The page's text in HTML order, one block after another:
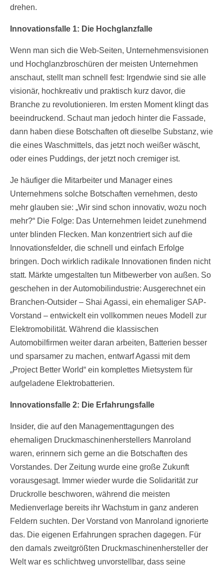
drehen.
Innovationsfalle 1: Die Hochglanzfalle
Wenn man sich die Web-Seiten, Unternehmensvisionen
und Hochglanzbroschüren der meisten Unternehmen
anschaut, stellt man schnell fest: Irgendwie sind sie alle
visionär, hochkreativ und praktisch kurz davor, die
Branche zu revolutionieren. Im ersten Moment klingt das
beeindruckend. Schaut man jedoch hinter die Fassade,
dann haben diese Botschaften oft dieselbe Substanz, wie
die eines Waschmittels, das jetzt noch weißer wäscht,
oder eines Puddings, der jetzt noch cremiger ist.
Je häufiger die Mitarbeiter und Manager eines
Unternehmens solche Botschaften vernehmen, desto
mehr glauben sie: „Wir sind schon innovativ, wozu noch
mehr?“ Die Folge: Das Unternehmen leidet zunehmend
unter blinden Flecken. Man konzentriert sich auf die
Innovationsfelder, die schnell und einfach Erfolge
bringen. Doch wirklich radikale Innovationen finden nicht
statt. Märkte umgestalten tun Mitbewerber von außen. So
geschehen in der Automobilindustrie: Ausgerechnet ein
Branchen-Outsider – Shai Agassi, ein ehemaliger SAP-
Vorstand – entwickelt ein vollkommen neues Modell zur
Elektromobilität. Während die klassischen
Automobilfirmen weiter daran arbeiten, Batterien besser
und sparsamer zu machen, entwarf Agassi mit dem
„Project Better World“ ein komplettes Mietsystem für
aufgeladene Elektrobatterien.
Innovationsfalle 2: Die Erfahrungsfalle
Insider, die auf den Managementtagungen des
ehemaligen Druckmaschinenherstellers Manroland
waren, erinnern sich gerne an die Botschaften des
Vorstandes. Der Zeitung wurde eine große Zukunft
vorausgesagt. Immer wieder wurde die Solidarität zur
Druckrolle beschworen, während die meisten
Medienverlage bereits ihr Wachstum in ganz anderen
Feldern suchten. Der Vorstand von Manroland ignorierte
das. Die eigenen Erfahrungen sprachen dagegen. Für
den damals zweitgrößten Druckmaschinenhersteller der
Welt war es schlichtweg unvorstellbar, dass seine